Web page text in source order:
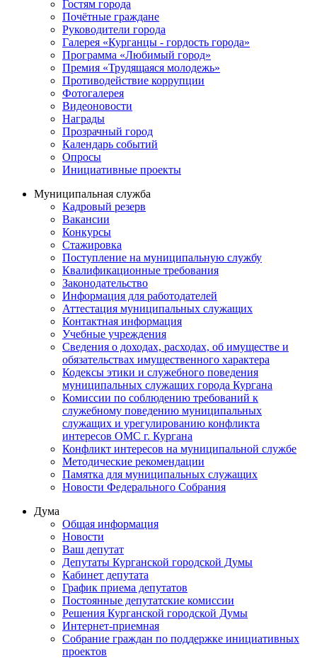
Гостям города
Почётные граждане
Руководители города
Галерея «Курганцы - гордость города»
Программа «Любимый город»
Премия «Трудящаяся молодежь»
Противодействие коррупции
Фотогалерея
Видеоновости
Награды
Прозрачный город
Календарь событий
Опросы
Инициативные проекты
Муниципальная служба
Кадровый резерв
Вакансии
Конкурсы
Стажировка
Поступление на муниципальную службу
Квалификационные требования
Законодательство
Информация для работодателей
Аттестация муниципальных служащих
Контактная информация
Учебные учреждения
Сведения о доходах, расходах, об имуществе и
обязательствах имущественного характера
Кодексы этики и служебного поведения
муниципальных служащих города Кургана
Комиссии по соблюдению требований к
служебному поведению муниципальных
служащих и урегулированию конфликта
интересов ОМС г. Кургана
Конфликт интересов на муниципальной службе
Методические рекомендации
Памятка для муниципальных служащих
Новости Федерального Cобрания
Дума
Общая информация
Новости
Ваш депутат
Депутаты Курганской городской Думы
Кабинет депутата
График приема депутатов
Постоянные депутатские комиссии
Решения Курганской городской Думы
Интернет-приемная
Собрание граждан по поддержке инициативных
проектов